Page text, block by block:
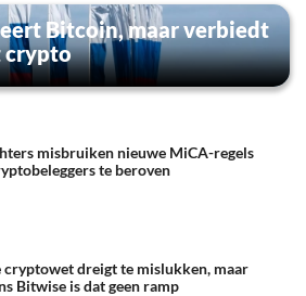
Bitcoin, maar verbiedt
crypto
misbruiken nieuwe MiCA-regels
te beroven
cryptowet dreigt te mislukken, maar
Bitwise is dat geen ramp